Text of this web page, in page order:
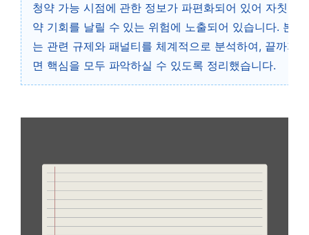
청약 가능 시점에 관한 정보가 파편화되어 있어 자칫 평
약 기회를 날릴 수 있는 위험에 노출되어 있습니다. 본
는 관련 규제와 패널티를 체계적으로 분석하여, 끝까지
면 핵심을 모두 파악하실 수 있도록 정리했습니다.